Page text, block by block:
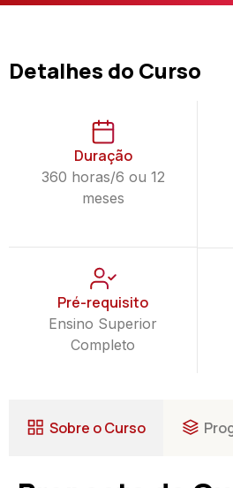
Detalhes do Curso
Duração
360 horas/6 ou 12
meses
Pré-requisito
Ensino Superior
Completo
Sobre o Curso